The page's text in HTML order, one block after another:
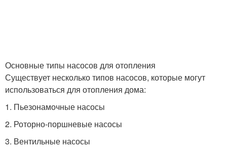
Основные типы насосов для отопления
Существует несколько типов насосов, которые могут
использоваться для отопления дома:
1. Пьезонамочные насосы
2. Роторно-поршневые насосы
3. Вентильные насосы